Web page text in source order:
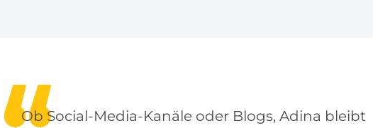
Ob Social-Media-Kanäle oder Blogs, Adina bleibt